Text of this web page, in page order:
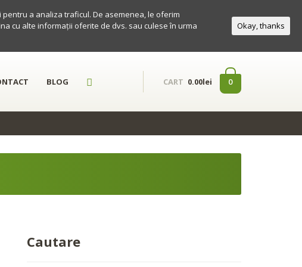
BLOG CART 0.00lei 0
Cautare
a analiza traficul. De asemenea, le oferim
cu alte informații oferite de dvs. sau culese în urma
Okay, thanks